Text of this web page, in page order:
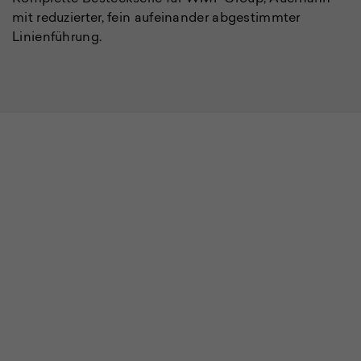
mit reduzierter, fein aufeinander abgestimmter
Linienführung.